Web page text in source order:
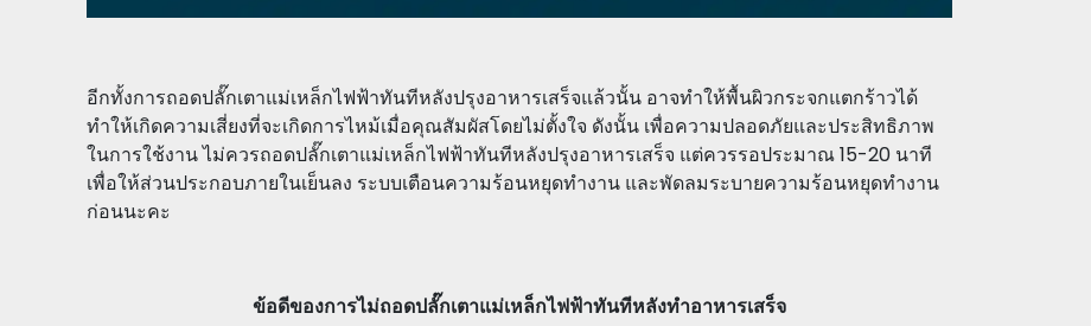
อีกทั้งการถอดปลั๊กเตาแม่เหล็กไฟฟ้าทันทีหลังปรุงอาหารเสร็จแล้วนั้น อาจทำให้พื้นผิวกระจกแตกร้าวได้
ทำให้เกิดความเสี่ยงที่จะเกิดการไหม้เมื่อคุณสัมผัสโดยไม่ตั้งใจ ดังนั้น เพื่อความปลอดภัยและประสิทธิภาพ
ในการใช้งาน ไม่ควรถอดปลั๊กเตาแม่เหล็กไฟฟ้าทันทีหลังปรุงอาหารเสร็จ แต่ควรรอประมาณ 15-20 นาที
เพื่อให้ส่วนประกอบภายในเย็นลง ระบบเตือนความร้อนหยุดทำงาน และพัดลมระบายความร้อนหยุดทำงาน
ก่อนนะคะ
ข้อดีของการไม่ถอดปลั๊กเตาแม่เหล็กไฟฟ้าทันทีหลังทำอาหารเสร็จ